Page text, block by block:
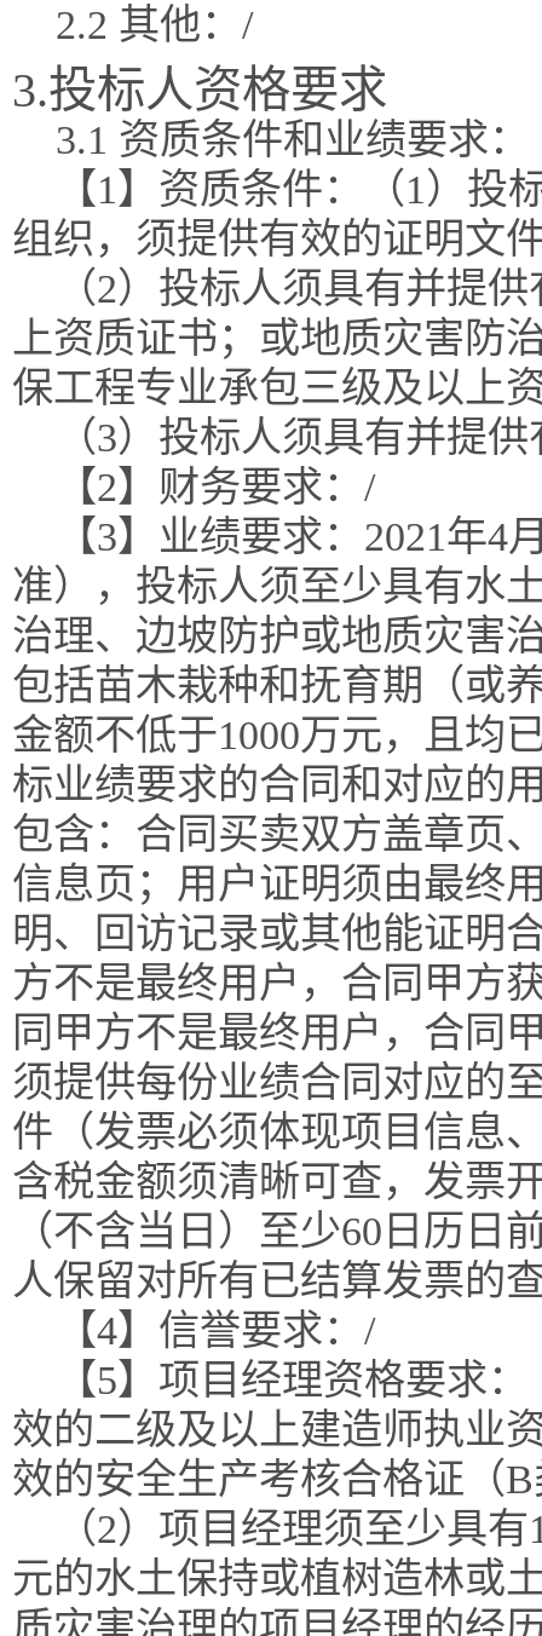
2.2 其他：/
3.投标人资格要求
3.1 资质条件和业绩要求：
【1】资质条件：（1）
组织，须提供有效的证明文
（2）投标人须具有并提
上资质证书；或地质灾害防
保工程专业承包三级及以上
（3）投标人须具有并提
【2】财务要求：/
【3】业绩要求：2021年
准），投标人须至少具有水
治理、边坡防护或地质灾害
包括苗木栽种和抚育期（或
金额不低于1000万元，且均
标业绩要求的合同和对应的
包含：合同买卖双方盖章页
信息页；用户证明须由最终
明、回访记录或其他能证明
方不是最终用户，合同甲方
同甲方不是最终用户，合同
须提供每份业绩合同对应的
件（发票必须体现项目信息
含税金额须清晰可查，发票
（不含当日）至少60日历日
人保留对所有已结算发票的
【4】信誉要求：/
【5】项目经理资格要求
效的二级及以上建造师执业
效的安全生产考核合格证（
（2）项目经理须至少具
元的水土保持或植树造林或